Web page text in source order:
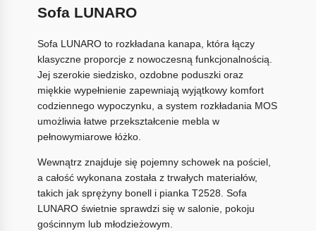
Sofa LUNARO
Sofa LUNARO to rozkładana kanapa, która łączy
klasyczne proporcje z nowoczesną funkcjonalnością.
Jej szerokie siedzisko, ozdobne poduszki oraz
miękkie wypełnienie zapewniają wyjątkowy komfort
codziennego wypoczynku, a system rozkładania MOS
umożliwia łatwe przekształcenie mebla w
pełnowymiarowe łóżko.
Wewnątrz znajduje się pojemny schowek na pościel,
a całość wykonana została z trwałych materiałów,
takich jak sprężyny bonell i pianka T2528. Sofa
LUNARO świetnie sprawdzi się w salonie, pokoju
gościnnym lub młodzieżowym.